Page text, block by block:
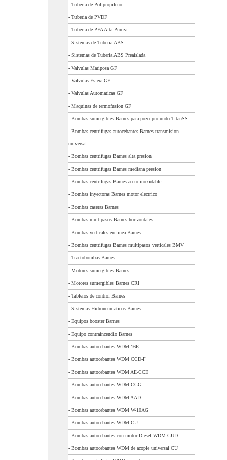
- Tuberia de Polipropileno
- Tuberia de PVDF
- Tuberia de PFA Alta Pureza
- Sistemas de Tuberia ABS
- Sistemas de Tuberia ABS Preaislada
- Valvulas Mariposa GF
- Valvulas Esfera GF
- Valvulas Automaticas GF
- Maquinas de termofusion GF
- Bombas sumergibles Barnes para pozo profundo TitanSS
- Bombas centrifugas autocebantes Barnes transmision
universal
- Bombas centrifugas Barnes alta presion
- Bombas centrifugas Barnes mediana presion
- Bombas centrifugas Barnes acero inoxidable
- Bombas inyectoras Barnes motor electrico
- Bombas caseras Barnes
- Bombas multipasos Barnes horizontales
- Bombas verticales en linea Barnes
- Bombas centrifugas Barnes multipasos verticales BMV
- Tractobombas Barnes
- Motores sumergibles Barnes
- Motores sumergibles Barnes CRI
- Tableros de control Barnes
- Sistemas Hidroneumaticos Barnes
- Equipos booster Barnes
- Equipo contraincendio Barnes
- Bombas autocebantes WDM 16E
- Bombas autocebantes WDM CCD-F
- Bombas autocebantes WDM AE-CCE
- Bombas autocebantes WDM CCG
- Bombas autocebantes WDM AAD
- Bombas autocebantes WDM W-10AG
- Bombas autocebantes WDM CU
- Bombas autocebantes con motor Diesel WDM CUD
- Bombas autocebantes WDM de acople universal CU